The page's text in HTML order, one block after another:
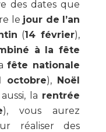
des dates que
le jour de l’an
(14 février),
à la fête
fête nationale
octobre), Noël
la rentrée
), vous aurez
réaliser des